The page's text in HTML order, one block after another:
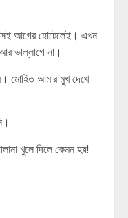
আগের হোটেলেই। এখন
ভাল্লাগে না।
মোহিত আমার মুখ দেখে
খুলে দিলে কেমন হয়!